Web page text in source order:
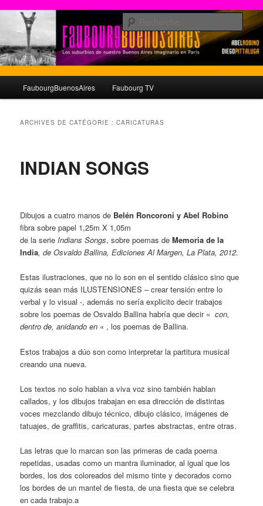
contenu
principal
contenu
secondaire© faubourgbuenosaires.com
principal
FaubourgBuenosAires Faubourg TV
ARCHIVES DE CATÉGORIE :CARICATURAS
INDIAN SONGS
Dibujos a cuatro manos de Belén Roncoroni y Abel Robino
fibra sobre papel 1,25m X 1,05m
de la serieIndians Songs, sobre poemas de Memoria de la
India, de Osvaldo Ballina, Ediciones Al Margen, La Plata, 2012.
Estas ilustraciones, que no lo son en el sentido clásico sino que
quizás sean más ILUSTENSIONES – crear tensión entre lo
verbal y lo visual -, además no sería explicito decir trabajos
sobre los poemas de Osvaldo Ballina habría que decir « con,
dentro de, anidando en « , los poemas de Ballina.
Estos trabajos a dúo son como interpretar la partitura musical
creando una nueva.
Los textos no solo hablan a viva voz sino también hablan
callados, y los dibujos trabajan en esa dirección de distintas
voces mezclando dibujo técnico, dibujo clásico, imágenes de
tatuajes, de graffitis, caricaturas, partes abstractas, entre otras.
Las letras que lo marcan son las primeras de cada poema
repetidas, usadas como un mantra iluminador, al igual que los
bordes, los dos coloreados del mismo tinte y decorados como
los bordes de un mantel de fiesta, de una fiesta que se celebra
en cada trabajo.a